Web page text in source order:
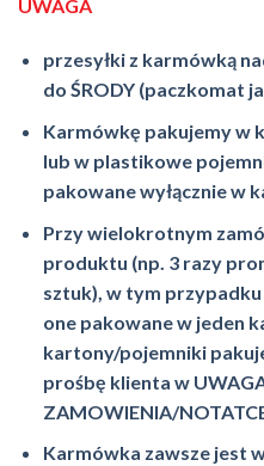
UWAGA
przesyłki z karmówką
do ŚRODY (paczkomat
Karmówkę pakujemy w
lub w plastikowe
pakowane wyłącznie w
Przy wielokrotnym
produktu (np. 3 razy
sztuk), w tym
one pakowane w jeden
kartony/pojemniki
prośbę klienta w
ZAMOWIENIA/
Karmówka zawsze jest